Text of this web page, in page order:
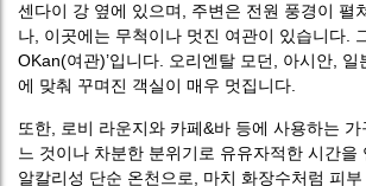
센다이 강 옆에 있으며, 주변은 전원 풍경이 펼
나, 이곳에는 무척이나 멋진 여관이 있습니다.
OKan(여관)’입니다. 오리엔탈 모던, 아시안, 일
에 맞춰 꾸며진 객실이 매우 멋집니다.
또한, 로비 라운지와 카페&바 등에 사용하는
느 것이나 차분한 분위기로 유유자적한 시간을
알칼리성 단순 온천으로, 마치 화장수처럼 피